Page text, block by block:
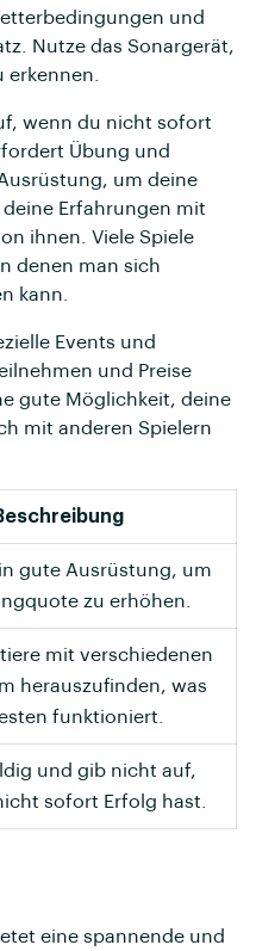
und
Nutze das Sonargerät,
erkennen.
wenn du nicht sofort
Übung und
um deine
Erfahrungen mit
ihnen. Viele Spiele
denen man sich
kann.
Events und
und Preise
gute Möglichkeit, deine
mit anderen Spielern
gute Ausrüstung, um
zu erhöhen.
mit verschiedenen
herauszufinden, was
funktioniert.
und gib nicht auf,
sofort Erfolg hast.
eine spannende und